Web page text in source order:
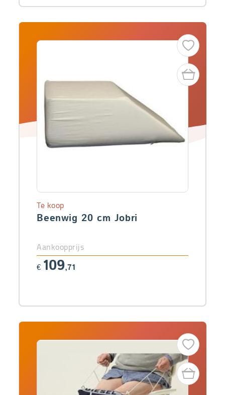
Beenwig 20 cm Jobri
Te koop
Aankoopprijs
€ 109,71